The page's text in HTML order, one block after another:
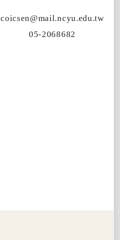
coicsen@mail.ncyu.edu.tw
05-2068682